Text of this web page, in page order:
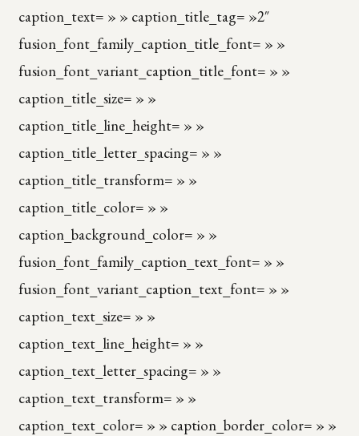
caption_text= » » caption_title_tag= »2″
fusion_font_family_caption_title_font= » »
fusion_font_variant_caption_title_font= » »
caption_title_size= » »
caption_title_line_height= » »
caption_title_letter_spacing= » »
caption_title_transform= » »
caption_title_color= » »
caption_background_color= » »
fusion_font_family_caption_text_font= » »
fusion_font_variant_caption_text_font= » »
caption_text_size= » »
caption_text_line_height= » »
caption_text_letter_spacing= » »
caption_text_transform= » »
caption_text_color= » » caption_border_color= » »